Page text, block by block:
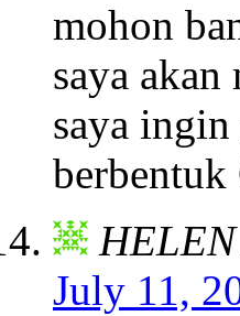
mohon
saya
saya
berbentuk
July 11,